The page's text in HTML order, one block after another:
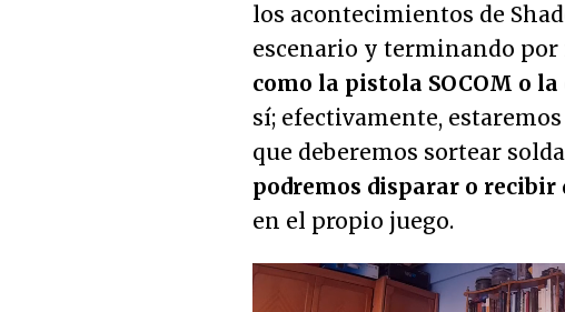
los acontecimientos de
escenario y terminando por
como la pistola SOCOM o
sí; efectivamente,
que deberemos sortear
podremos disparar o recibir
en el propio juego.